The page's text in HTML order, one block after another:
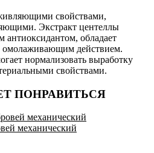
свойствами,
Экстракт центеллы
антиоксидантом, обладает
омолаживающим действием.
нормализовать выработку
свойствами.
ПОНРАВИТЬСЯ
механический